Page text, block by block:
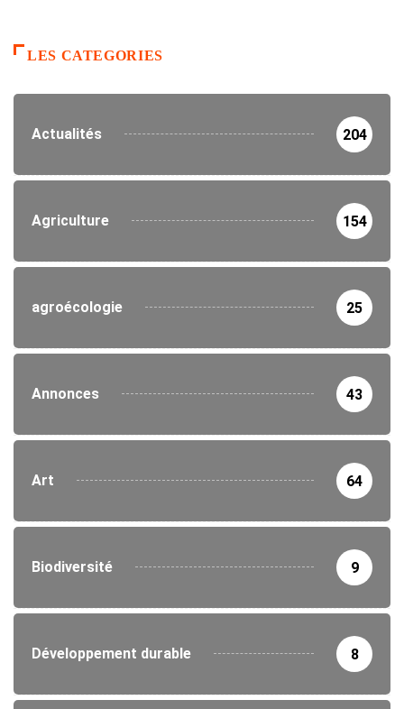
LES CATEGORIES
Actualités 204
Agriculture 154
agroécologie 25
Annonces 43
Art 64
Biodiversité 9
Développement durable 8